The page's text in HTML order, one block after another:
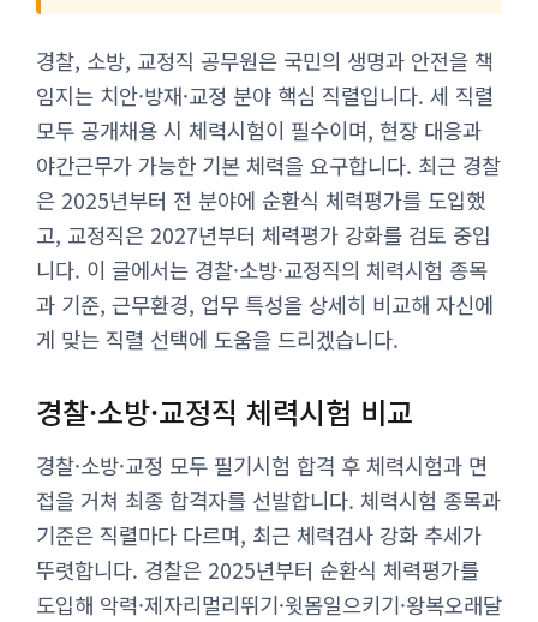
경찰, 소방, 교정직 공무원은 국민의 생명과 안전을 책
임지는 치안·방재·교정 분야 핵심 직렬입니다. 세 직렬
모두 공개채용 시 체력시험이 필수이며, 현장 대응과
야간근무가 가능한 기본 체력을 요구합니다. 최근 경찰
은 2025년부터 전 분야에 순환식 체력평가를 도입했
고, 교정직은 2027년부터 체력평가 강화를 검토 중입
니다. 이 글에서는 경찰·소방·교정직의 체력시험 종목
과 기준, 근무환경, 업무 특성을 상세히 비교해 자신에
게 맞는 직렬 선택에 도움을 드리겠습니다.
경찰·소방·교정직 체력시험 비교
경찰·소방·교정 모두 필기시험 합격 후 체력시험과 면
접을 거쳐 최종 합격자를 선발합니다. 체력시험 종목과
기준은 직렬마다 다르며, 최근 체력검사 강화 추세가
뚜렷합니다. 경찰은 2025년부터 순환식 체력평가를
도입해 악력·제자리멀리뛰기·윗몸일으키기·왕복오래달